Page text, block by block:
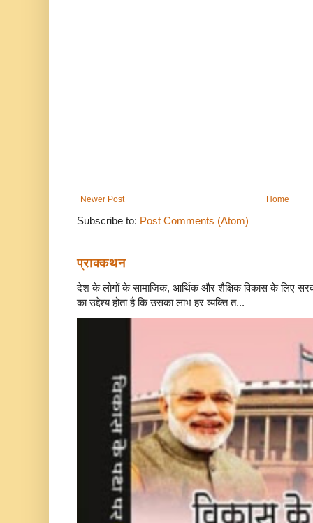
Newer Post Home
Subscribe to: Post Comments (Atom)
प्राक्कथन
देश के लोगों के सामाजिक, आर्थिक और शैक्षिक विकास के लिए
का उद्देश्य होता है कि उसका लाभ हर व्यक्ति त...